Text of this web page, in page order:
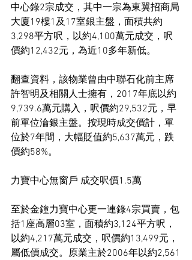
中心錄2宗成交，其中一宗為東翼招商局
大廈19樓1及17室銀主盤，面積共約
3,298平方呎，以約4,100萬元成交，呎
價約12,432元，為近10多年新低。
翻查資料，該物業曾由中聯石化前主席
許智明及相關人士擁有，2017年底以約
9,739.6萬元購入，呎價約29,532元，早
前單位淪銀主盤。按現時成交價計，單
位於7年間，大幅貶值約5,637萬元，跌
價約58%。
力寶中心無窗戶 成交呎價1.5萬
至於金鐘力寶中心更一連錄4宗買賣，包
括1座高層03室，面積約3,124平方呎，
以約4,217萬元成交，呎價約13,499元，
屬低價成交。原業主於2006年以約2,561